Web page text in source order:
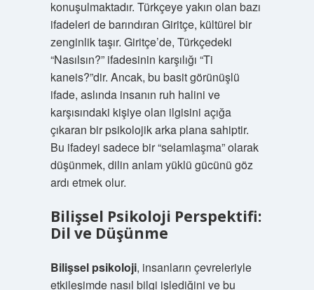
konuşulmaktadır. Türkçeye yakın olan bazı
ifadeleri de barındıran Giritçe, kültürel bir
zenginlik taşır. Giritçe’de, Türkçedeki
“Nasılsın?” ifadesinin karşılığı “Ti
kaneis?”dir. Ancak, bu basit görünüşlü
ifade, aslında insanın ruh halini ve
karşısındaki kişiye olan ilgisini açığa
çıkaran bir psikolojik arka plana sahiptir.
Bu ifadeyi sadece bir “selamlaşma” olarak
düşünmek, dilin anlam yüklü gücünü göz
ardı etmek olur.
Bilişsel Psikoloji Perspektifi:
Dil ve Düşünme
Bilişsel psikoloji, insanların çevreleriyle
etkileşimde nasıl bilgi işlediğini ve bu